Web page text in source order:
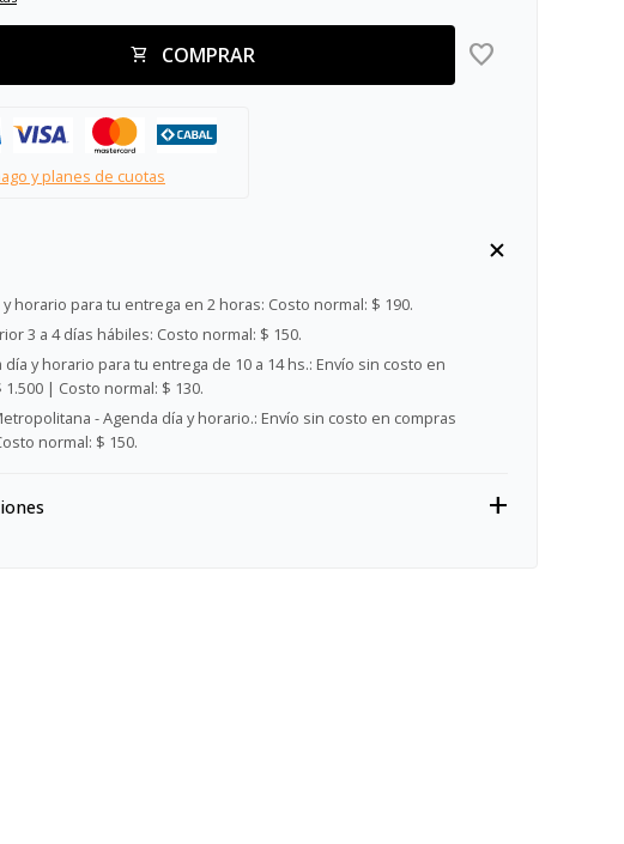
COMPRAR
y planes de cuotas
horario para tu entrega en 2 horas: Costo normal: $ 190.
3 a 4 días hábiles: Costo normal: $ 150.
y horario para tu entrega de 10 a 14 hs.: Envío sin costo en
| Costo normal: $ 130.
- Agenda día y horario.: Envío sin costo en compras
normal: $ 150.